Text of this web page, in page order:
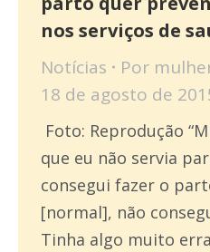
nos serviços de
Notícias Por
18 de agosto de
Foto: Reprodução
que eu não servia
consegui fazer o
[normal], não
Tinha algo muito